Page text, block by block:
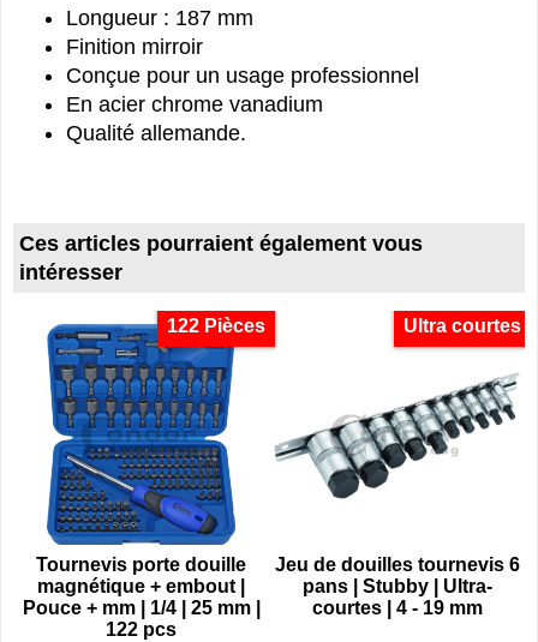
Longueur : 187 mm
Finition mirroir
Conçue pour un usage professionnel
En acier chrome vanadium
Qualité allemande.
Ces articles pourraient également vous
intéresser
122 Pièces
Tournevis porte douille
magnétique + embout |
Pouce + mm | 1/4 | 25 mm |
122 pcs
Ultra courtes
Jeu de douilles tournevis 6
pans | Stubby | Ultra-
courtes | 4 - 19 mm